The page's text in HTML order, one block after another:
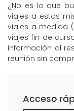
¿No es lo que
viajes a estos
viajes a medida
viajes fin de
información al
reunión sin
Acceso